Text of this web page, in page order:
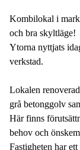
Kombilokal i
och bra skyltläge!
Ytorna nyttjats
verkstad.
Lokalen
grå betonggolv
Här finns
behov och
Fastigheten har